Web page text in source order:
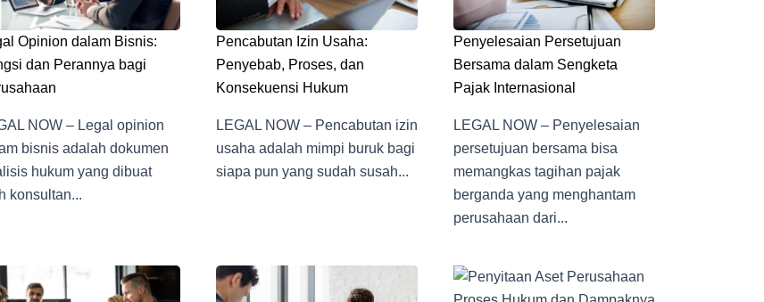
Opinion dalam Bisnis:
dan Perannya bagi
NOW – Legal opinion
bisnis adalah dokumen
hukum yang dibuat
konsultan...
Pencabutan Izin Usaha:
Penyebab, Proses, dan
Konsekuensi Hukum
LEGAL NOW – Pencabutan izin
usaha adalah mimpi buruk bagi
siapa pun yang sudah susah...
Penyelesaian Persetujuan
Bersama dalam Sengketa
Pajak Internasional
LEGAL NOW – Penyelesaian
persetujuan bersama bisa
memangkas tagihan pajak
berganda yang menghantam
perusahaan dari...